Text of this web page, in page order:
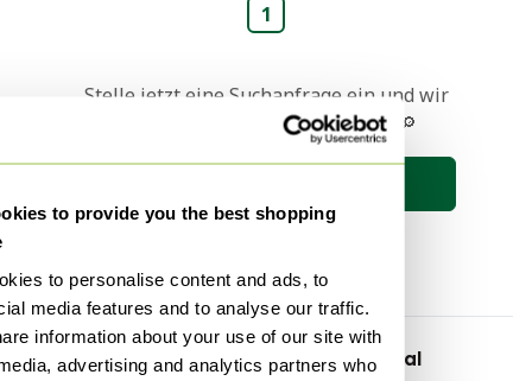
to provide you the best shopping
to personalise content and ads, to
media features and to analyse our traffic.
information about your use of our site with
advertising and analytics partners who
1
Stelle jetzt eine Suchanfrage ein und wir
halten dich auf dem Laufenden 🔎
Nach marke
Nach Material